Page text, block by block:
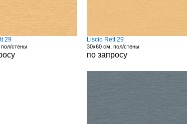
29
стены
Liscio Rett 29
30x60 см, пол/стены
по запросу